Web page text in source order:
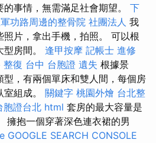
事情，無需滿足社會期望。 下
功路周邊的整骨院 社團法人 我
片，拿出手機，拍照。 可以根
房間。 逢甲按摩 記帳士 進修
整復 台中 台胞證 遺失 根據景
，有兩個單床和雙人間，每個房
組成。 關鍵字 桃園外燴 台北整
胞證台北 html 套房的最大容量是
擁抱一個穿著深色連衣裙的男
GOOGLE SEARCH CONSOLE